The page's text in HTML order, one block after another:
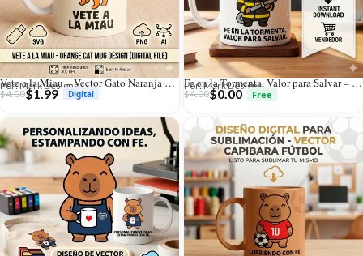
Vete a la Miau – Vector Gato Naranja para Sublimar
Por: Mark Designs
$4.00$1.99
Fe en la Tormenta, Valor para Salvar – Vector Cristiano Capibara Bombero GRATIS para Sublimar
Por: Mark Designs
$4.00$0.00